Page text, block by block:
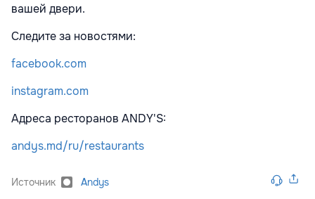
вашей двери.
Следите за новостями:
facebook.com
instagram.com
Адреса ресторанов ANDY'S:
andys.md/ru/restaurants
Источник Andys